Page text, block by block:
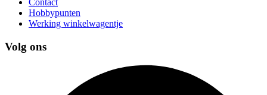
Contact
Hobbypunten
Werking winkelwagentje
Volg ons